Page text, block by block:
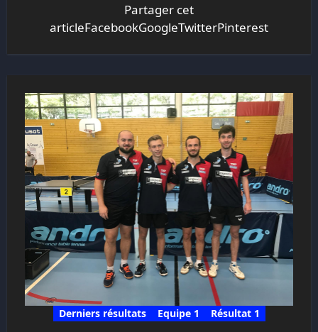
Partager cet
articleFacebookGoogleTwitterPinterest
Derniers résultats Equipe 1 Résultat 1